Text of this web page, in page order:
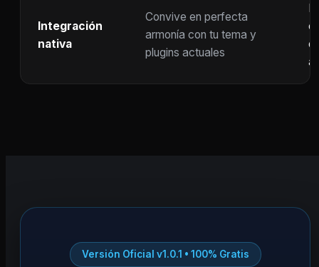
Integración
nativa
Convive en perfecta
armonía con tu tema y
plugins actuales
Versión Oficial v1.0.1 • 100% Gratis